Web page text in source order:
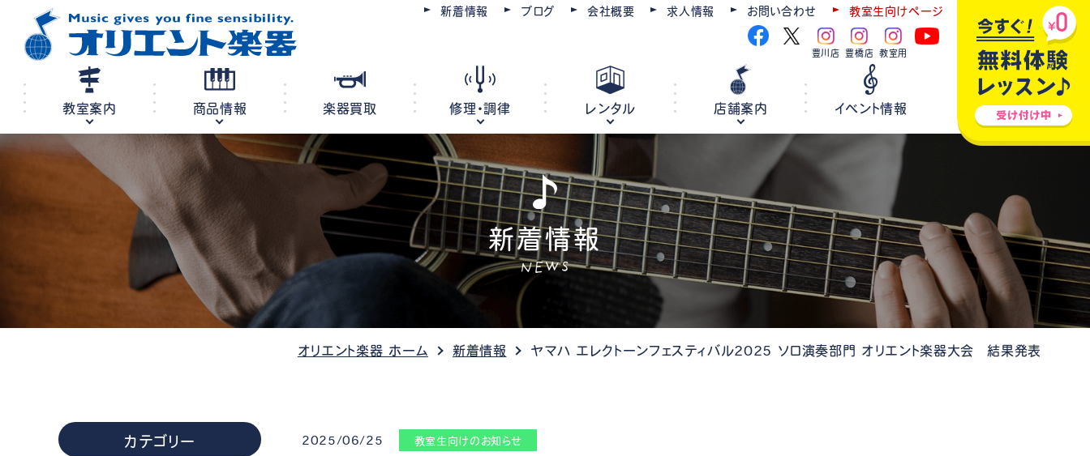
新着情報 ブログ 会社概要 求人情報 お問い合わせ 教室生向けページ
豊川店 豊橋店 教室用
教室案内
教室案内
コースを選ぶ レッスン会場
商品情報
商品情報
ピアノ 電子ピアノ
オルガン
キーボード
ギター
ウクレレ
弦楽器
楽器買取 修理・調律
修理・調律
ピアノ調律・修理 管楽器修理・メンテナンス 各種楽器修理
レンタル
レンタル
楽器レンタル 教室レンタル ホールレンタル
店舗案内
店舗案内
イベント情報
新着情報
NEWS
オリエント楽器 ホーム 新着情報 ヤマハ エレクトーンフェスティバル2025 ソロ演奏部門 オリエント楽器大会 結果発表
2025/06/25 教室生向けのお知らせ
カテゴリー